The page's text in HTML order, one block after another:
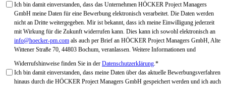
Ich bin damit einverstanden, dass das Unternehmen HÖCKER Project Managers
GmbH meine Daten für eine Bewerbung elektronisch verarbeitet. Die Daten werden
nicht an Dritte weitergegeben. Mir ist bekannt, dass ich meine Einwilligung jederzeit
mit Wirkung für die Zukunft widerrufen kann. Dies kann ich sowohl elektronisch an
info@hoecker-pm.com als auch per Brief an HÖCKER Project Managers GmbH, Alte
Wittener Straße 70, 44803 Bochum, veranlassen. Weitere Informationen und
Widerrufshinweise finden Sie in der Datenschutzerklärung *
Ich bin damit einverstanden, dass meine Daten über das aktuelle Bewerbungsverfahren
hinaus durch die HÖCKER Project Managers GmbH gespeichert werden und ich auch